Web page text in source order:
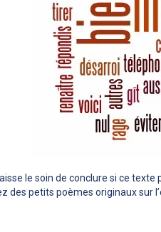
le soin de conclure si ce texte
des petits poèmes originaux sur